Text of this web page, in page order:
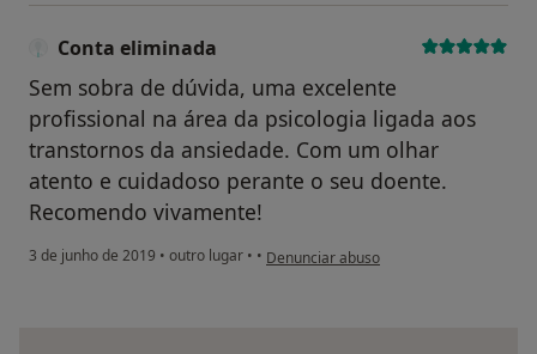
Conta eliminada
Sem sobra de dúvida, uma excelente
profissional na área da psicologia ligada aos
transtornos da ansiedade. Com um olhar
atento e cuidadoso perante o seu doente.
Recomendo vivamente!
3 de junho de 2019 • outro lugar • • na opinião do utilizador Conta eliminada
Denunciar abuso